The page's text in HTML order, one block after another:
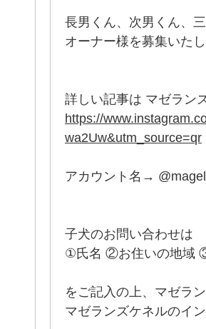
長男くん、次男くん、
オーナー様を募集いた
詳しい記事は マゼラン
https://
wa2Uw&utm_source=qr
アカウント名→
子犬のお問い合わせは
①氏名 ②お住いの地域
をご記入の上、マゼラ
マゼランズケネルのイ